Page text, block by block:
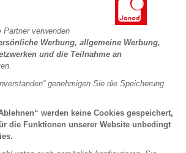
verwenden
Werbung, allgemeine Werbung,
und die Teilnahme an
genehmigen Sie die Speicherung
werden keine Cookies gespeichert,
die Funktionen unserer Website unbedingt
#YesJanod
Download